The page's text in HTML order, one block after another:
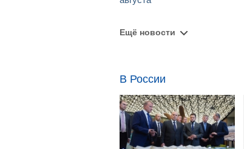
Ещё новости
В России